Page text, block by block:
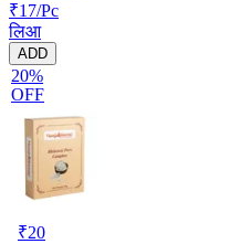
₹17/Pc
लिआ
ADD
20%
OFF
₹20